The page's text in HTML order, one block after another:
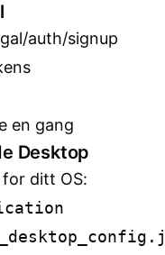
auth/signup
en gang
Desktop
ditt OS: